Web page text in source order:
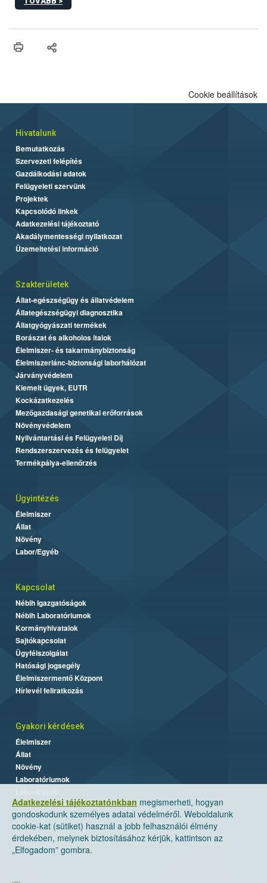
Az emlősök táplálása során előtérbe kell helyezni az anyatejes
Adatkezelési tájékoztatónkban megismerheti, hogyan
gondoskodunk személyes adatai védelméről. Weboldalunk
cookie-kat (sütiket) használ a jobb felhasználói élmény
érdekében, melynek biztosításához kérjük, kattintson az
„Elfogadom” gombra.
Cookie beállítások
Hivatalunk
Bemutatkozás
Szervezeti felépítés
Gazdálkodási adatok
Felügyeleti szervünk
Projektek
Kapcsolódó linkek
Adatkezelési tájékoztató
Akadálymentességi nyilatkozat
Üzemeltetési információ
Szakterületek
Állat-egészségügy és állatvédelem
Állategészségügyi diagnosztika
Állatgyógyászati termékek
Borászat és alkoholos italok
Élelmiszer- és takarmánybiztonság
Élelmiszerlánc-biztonsági laborhálózat
Járványvédelem
Kiemelt ügyek, EUTR
Kockázatkezelés
Mezőgazdasági genetikai erőforrások
Növényvédelem
Nyilvántartási és Felügyeleti Díj
Rendszerszervezés és felügyelet
Termékpálya-ellenőrzés
Ügyintézés
Élelmiszer
Állat
Növény
Labor/Egyéb
Kapcsolat
Nébih Igazgatóságok
Nébih Laboratóriumok
Kormányhivatalok
Sajtókapcsolat
Ügyfélszolgálat
Hatósági jogsegély
Élelmiszermentő Központ
Hírlevél feliratkozás
Gyakori kérdések
Élelmiszer
Állat
Növény
Laboratóriumok